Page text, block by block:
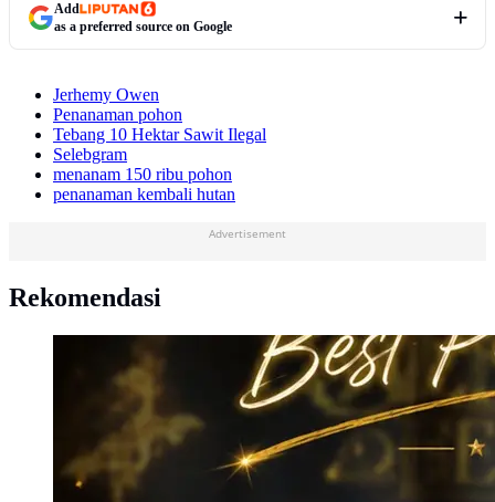
Add
as a preferred source on Google
Jerhemy Owen
Penanaman pohon
Tebang 10 Hektar Sawit Ilegal
Selebgram
menanam 150 ribu pohon
penanaman kembali hutan
Advertisement
Rekomendasi